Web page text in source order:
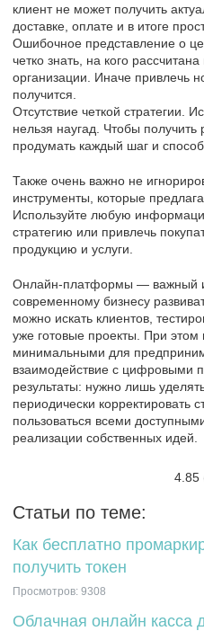
клиент не может получить
доставке, оплате и в итоге
Ошибочное представление о
четко знать, на кого
организации. Иначе привлечь
получится.
Отсутствие четкой стратегии.
нельзя наугад. Чтобы получить
продумать каждый шаг и
Также очень важно не
инструменты, которые
Используйте любую
стратегию или привлечь
продукцию и услуги.
Онлайн-платформы — важный
современному бизнесу
можно искать клиентов,
уже готовые проекты. При
минимальными для
взаимодействие с цифровыми
результаты: нужно лишь
периодически корректировать
пользоваться всеми
реализации собственных идей.
4.85
Статьи по теме:
Как бесплатно
получить токен
Просмотров: 9308
Облачная онлайн касса